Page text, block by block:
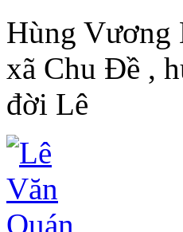
Hùng Vương
xã Chu Đề ,
đời Lê